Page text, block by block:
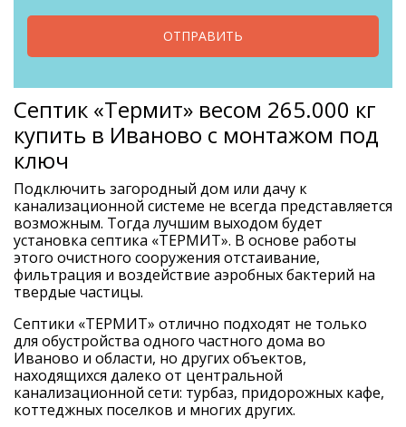
ОТПРАВИТЬ
Септик «Термит» весом 265.000 кг
купить в Иваново с монтажом под
ключ
Подключить загородный дом или дачу к
канализационной системе не всегда представляется
возможным. Тогда лучшим выходом будет
установка септика «ТЕРМИТ». В основе работы
этого очистного сооружения отстаивание,
фильтрация и воздействие аэробных бактерий на
твердые частицы.
Септики «ТЕРМИТ» отлично подходят не только
для обустройства одного частного дома во
Иваново и области, но других объектов,
находящихся далеко от центральной
канализационной сети: турбаз, придорожных кафе,
коттеджных поселков и многих других.